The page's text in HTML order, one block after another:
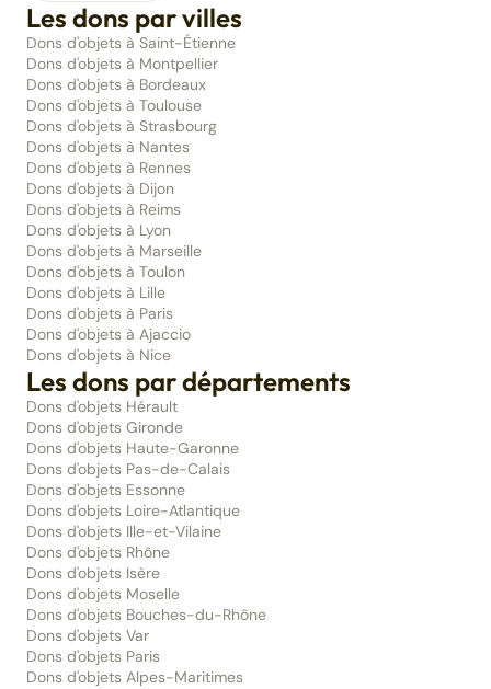
Les dons par villes
Dons d'objets à Saint-Étienne
Dons d'objets à Montpellier
Dons d'objets à Bordeaux
Dons d'objets à Toulouse
Dons d'objets à Strasbourg
Dons d'objets à Nantes
Dons d'objets à Rennes
Dons d'objets à Dijon
Dons d'objets à Reims
Dons d'objets à Lyon
Dons d'objets à Marseille
Dons d'objets à Toulon
Dons d'objets à Lille
Dons d'objets à Paris
Dons d'objets à Ajaccio
Dons d'objets à Nice
Les dons par départements
Dons d'objets Hérault
Dons d'objets Gironde
Dons d'objets Haute-Garonne
Dons d'objets Pas-de-Calais
Dons d'objets Essonne
Dons d'objets Loire-Atlantique
Dons d'objets Ille-et-Vilaine
Dons d'objets Rhône
Dons d'objets Isère
Dons d'objets Moselle
Dons d'objets Bouches-du-Rhône
Dons d'objets Var
Dons d'objets Paris
Dons d'objets Alpes-Maritimes